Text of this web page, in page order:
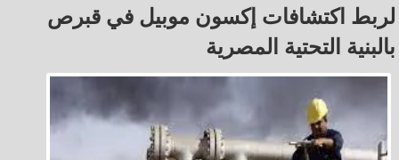
لربط اكتشافات إكسون موبيل في قبرص
بالبنية التحتية المصرية